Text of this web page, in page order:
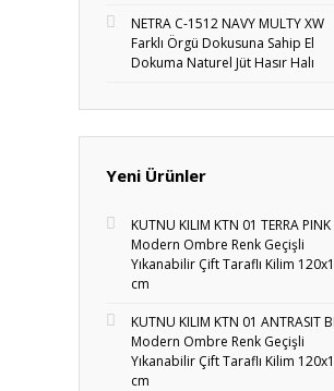
NETRA C-1512 NAVY MULTY XW
Farklı Örgü Dokusuna Sahip El
Dokuma Naturel Jüt Hasır Halı
Yeni Ürünler
KUTNU KILIM KTN 01 TERRA PINK
Modern Ombre Renk Geçişli
Yıkanabilir Çift Taraflı Kilim
cm
KUTNU KILIM KTN 01 ANTRASIT
Modern Ombre Renk Geçişli
Yıkanabilir Çift Taraflı Kilim
cm